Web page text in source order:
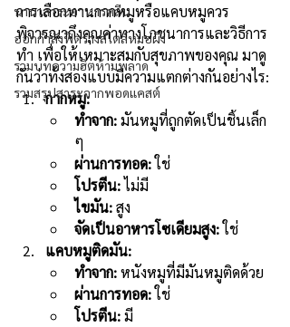
นานาสาระอาหารคลีน
ออกกำลังฟิตร่างสไตล์หมอผิง
รวมบทความฮิตห้ามพลาด
รวมสรุปสาระจากพอดแคสต์
การเลือกทานกากหมูหรือแคบหมูควร
พิจารณาถึงคุณค่าทางโภชนาการและวิธีการ
ทำ เพื่อให้เหมาะสมกับสุขภาพของคุณ มาดู
กันว่าทั้งสองแบบมีความแตกต่างกันอย่างไร:
กากหมู:
ทำจาก: มันหมูที่ถูกตัดเป็นชิ้นเล็ก
ๆ
ผ่านการทอด: ใช่
โปรตีน: ไม่มี
ไขมัน: สูง
จัดเป็นอาหารโซเดียมสูง: ใช่
แคบหมูติดมัน:
ทำจาก: หนังหมูที่มีมันหมูติดด้วย
ผ่านการทอด: ใช่
โปรตีน: มี